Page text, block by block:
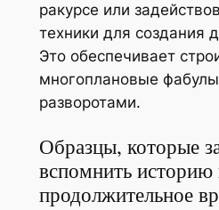
ракурсе или
техники для создания
Это обеспечивает
многоплановые
разворотами.
Образцы, которые
вспомнить историю
продолжительное